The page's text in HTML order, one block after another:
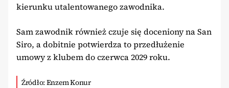
kierunku utalentowanego zawodnika.
Sam zawodnik również czuje się doceniony na San
Siro, a dobitnie potwierdza to przedłużenie
umowy z klubem do czerwca 2029 roku.
Źródło: Enzem Konur